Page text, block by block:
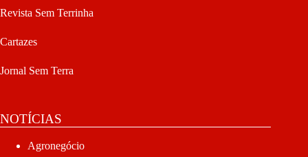
Revista Sem Terrinha
Cartazes
Jornal Sem Terra
NOTÍCIAS
Agronegócio